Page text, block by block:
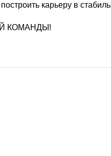
карьеру в
КОМАНДЫ!